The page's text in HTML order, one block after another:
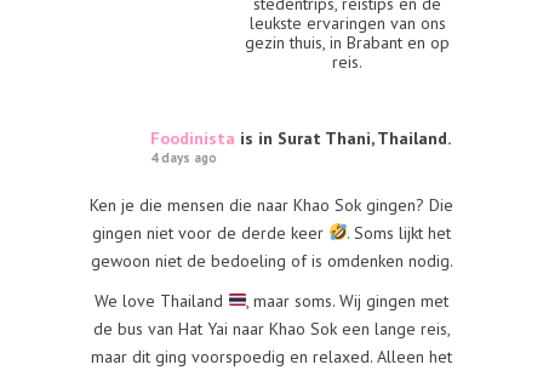
leukste ervaringen van ons
gezin thuis, in Brabant en op
reis.
Foodinista is in Surat Thani, Thailand.
4 days ago
Ken je die mensen die naar Khao Sok gingen? Die
gingen niet voor de derde keer
. Soms lijkt het
gewoon niet de bedoeling of is omdenken nodig.
We love Thailand
, maar soms. Wij gingen met
de bus van Hat Yai naar Khao Sok een lange reis,
maar dit ging voorspoedig en relaxed. Alleen het